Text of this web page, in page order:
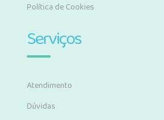
Política de Cookies
Serviços
Atendimento
Dúvidas